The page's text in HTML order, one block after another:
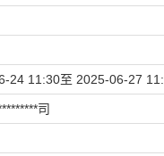
24 11:30至 2025-06-27
司